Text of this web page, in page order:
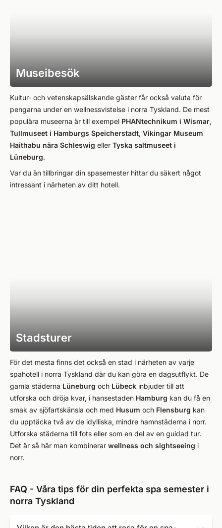
Museibesök
Kultur- och vetenskapsälskande gäster får också valuta för
pengarna under en wellnessvistelse i norra Tyskland. De mest
populära museerna är till exempel PHANtechnikum i Wismar,
Tullmuseet i Hamburgs Speicherstadt, Vikingar Museum
Haithabu nära Schleswig eller Tyska saltmuseet i
Lüneburg.
Var du än tillbringar din spasemester hittar du säkert något
intressant i närheten av ditt hotell.
Stadsturer
För det mesta finns det också en stad i närheten av varje
spahotell i norra Tyskland där du kan göra en dagsutflykt. De
gamla städerna Lüneburg och Lübeck inbjuder till att
utforska och dröja kvar, i hansestaden Hamburg kan du få en
smak av sjöfartskänsla och med Husum och Flensburg kan
du upptäcka två av de idylliska, mindre hamnstäderna i norr.
Utforska städerna till fots eller som en del av en guidad tur.
Det är så här man kombinerar wellness och sightseeing i
norr.
FAQ - Våra tips för din perfekta spa semester i
norra Tyskland